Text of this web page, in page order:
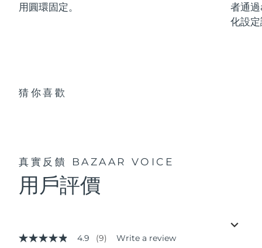
用圓環固定。
者通
化設
猜你喜歡
真實反饋 BAZAAR VOICE
用戶評價
4.9
4.9 (9) Write a review